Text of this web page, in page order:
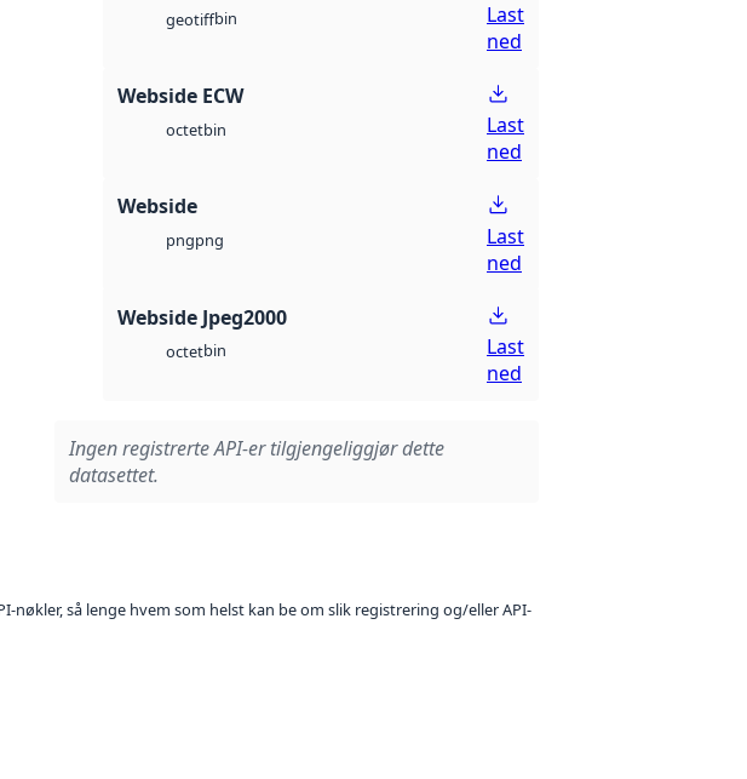
geotiffbin
Last
ned
Webside ECW
octetbin
Last
ned
Webside
pngpng
Last
ned
Webside Jpeg2000
octetbin
Last
ned
Ingen registrerte API-er tilgjengeliggjør dette
datasettet.
så lenge hvem som helst kan be om slik registrering og/eller API-